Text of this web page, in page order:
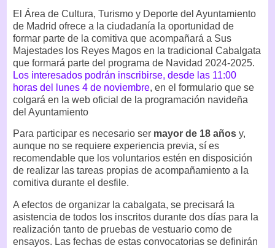
El Área de Cultura, Turismo y Deporte del Ayuntamiento
de Madrid ofrece a la ciudadanía la oportunidad de
formar parte de la comitiva que acompañará a Sus
Majestades los Reyes Magos en la tradicional Cabalgata
que formará parte del programa de Navidad 2024-2025.
Los interesados podrán inscribirse, desde las 11:00
horas del lunes 4 de noviembre, en el formulario que se
colgará en la web oficial de la programación navideña
del Ayuntamiento
Para participar es necesario ser mayor de 18 años y,
aunque no se requiere experiencia previa, sí es
recomendable que los voluntarios estén en disposición
de realizar las tareas propias de acompañamiento a la
comitiva durante el desfile.
A efectos de organizar la cabalgata, se precisará la
asistencia de todos los inscritos durante dos días para la
realización tanto de pruebas de vestuario como de
ensayos. Las fechas de estas convocatorias se definirán